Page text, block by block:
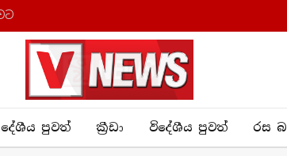
දේශීය පුව​ත් ක්‍රී​ඩා විදේශීය පුවත් රස